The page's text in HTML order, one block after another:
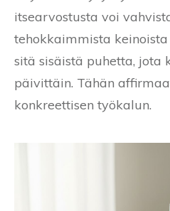
itsearvostusta voi
tehokkaimmista
sitä sisäistä puhetta, jota
päivittäin. Tähän
konkreettisen työkalun.